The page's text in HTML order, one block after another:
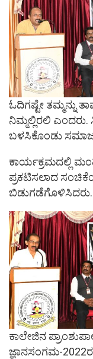
ಓದಿಗಷ್ಟೇ ತಮ್ಮನ್ನು
ನಿಮ್ಮಲ್ಲಿರಲಿ
ಬಳಸಿಕೊಂಡು
ಕಾರ್ಯಕ್ರಮದಲ್ಲಿ
ಪ್ರಕಟಿಸಲಾದ
ಬಿಡುಗಡೆಗೊಳಿಸಿದರು.
ಕಾಲೇಜಿನ
ಜ್ಞಾನಸಂಗಮ-